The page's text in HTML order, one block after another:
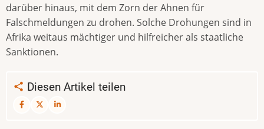
darüber hinaus, mit dem Zorn der Ahnen für
Falschmeldungen zu drohen. Solche Drohungen sind in
Afrika weitaus mächtiger und hilfreicher als staatliche
Sanktionen.
Diesen Artikel teilen